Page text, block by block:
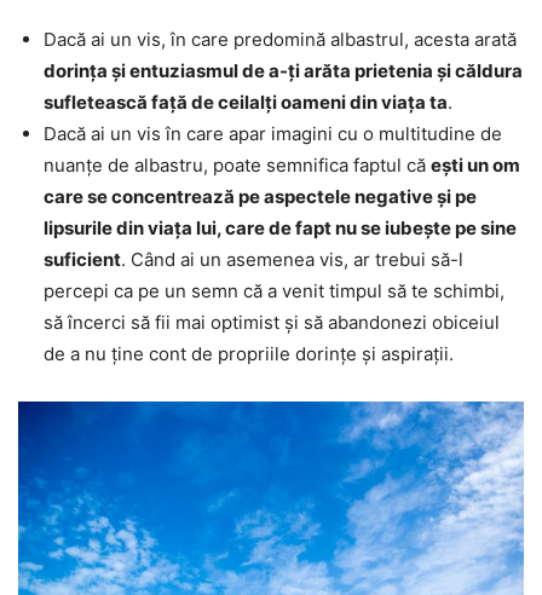
Dacă ai un vis, în care predomină albastrul, acesta arată
dorința și entuziasmul de a-ți arăta prietenia și căldura
sufletească față de ceilalți oameni din viața ta.
Dacă ai un vis în care apar imagini cu o multitudine de
nuanțe de albastru, poate semnifica faptul că ești un om
care se concentrează pe aspectele negative și pe
lipsurile din viața lui, care de fapt nu se iubește pe sine
suficient. Când ai un asemenea vis, ar trebui să-l
percepi ca pe un semn că a venit timpul să te schimbi,
să încerci să fii mai optimist și să abandonezi obiceiul
de a nu ține cont de propriile dorințe și aspirații.